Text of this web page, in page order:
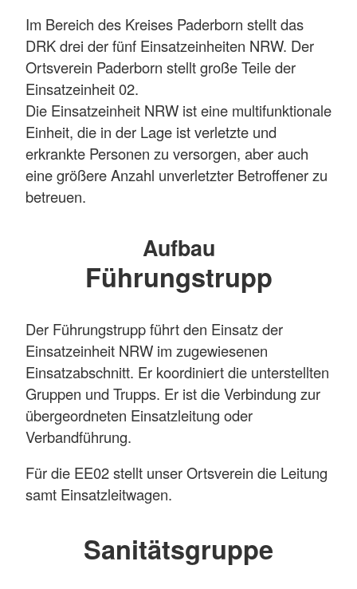
Im Bereich des Kreises Paderborn stellt das
DRK drei der fünf Einsatzeinheiten NRW. Der
Ortsverein Paderborn stellt große Teile der
Einsatzeinheit 02.
Die Einsatzeinheit NRW ist eine multifunktionale
Einheit, die in der Lage ist verletzte und
erkrankte Personen zu versorgen, aber auch
eine größere Anzahl unverletzter Betroffener zu
betreuen.
Aufbau
Führungstrupp
Der Führungstrupp führt den Einsatz der
Einsatzeinheit NRW im zugewiesenen
Einsatzabschnitt. Er koordiniert die unterstellten
Gruppen und Trupps. Er ist die Verbindung zur
übergeordneten Einsatzleitung oder
Verbandführung.
Für die EE02 stellt unser Ortsverein die Leitung
samt Einsatzleitwagen.
Sanitätsgruppe